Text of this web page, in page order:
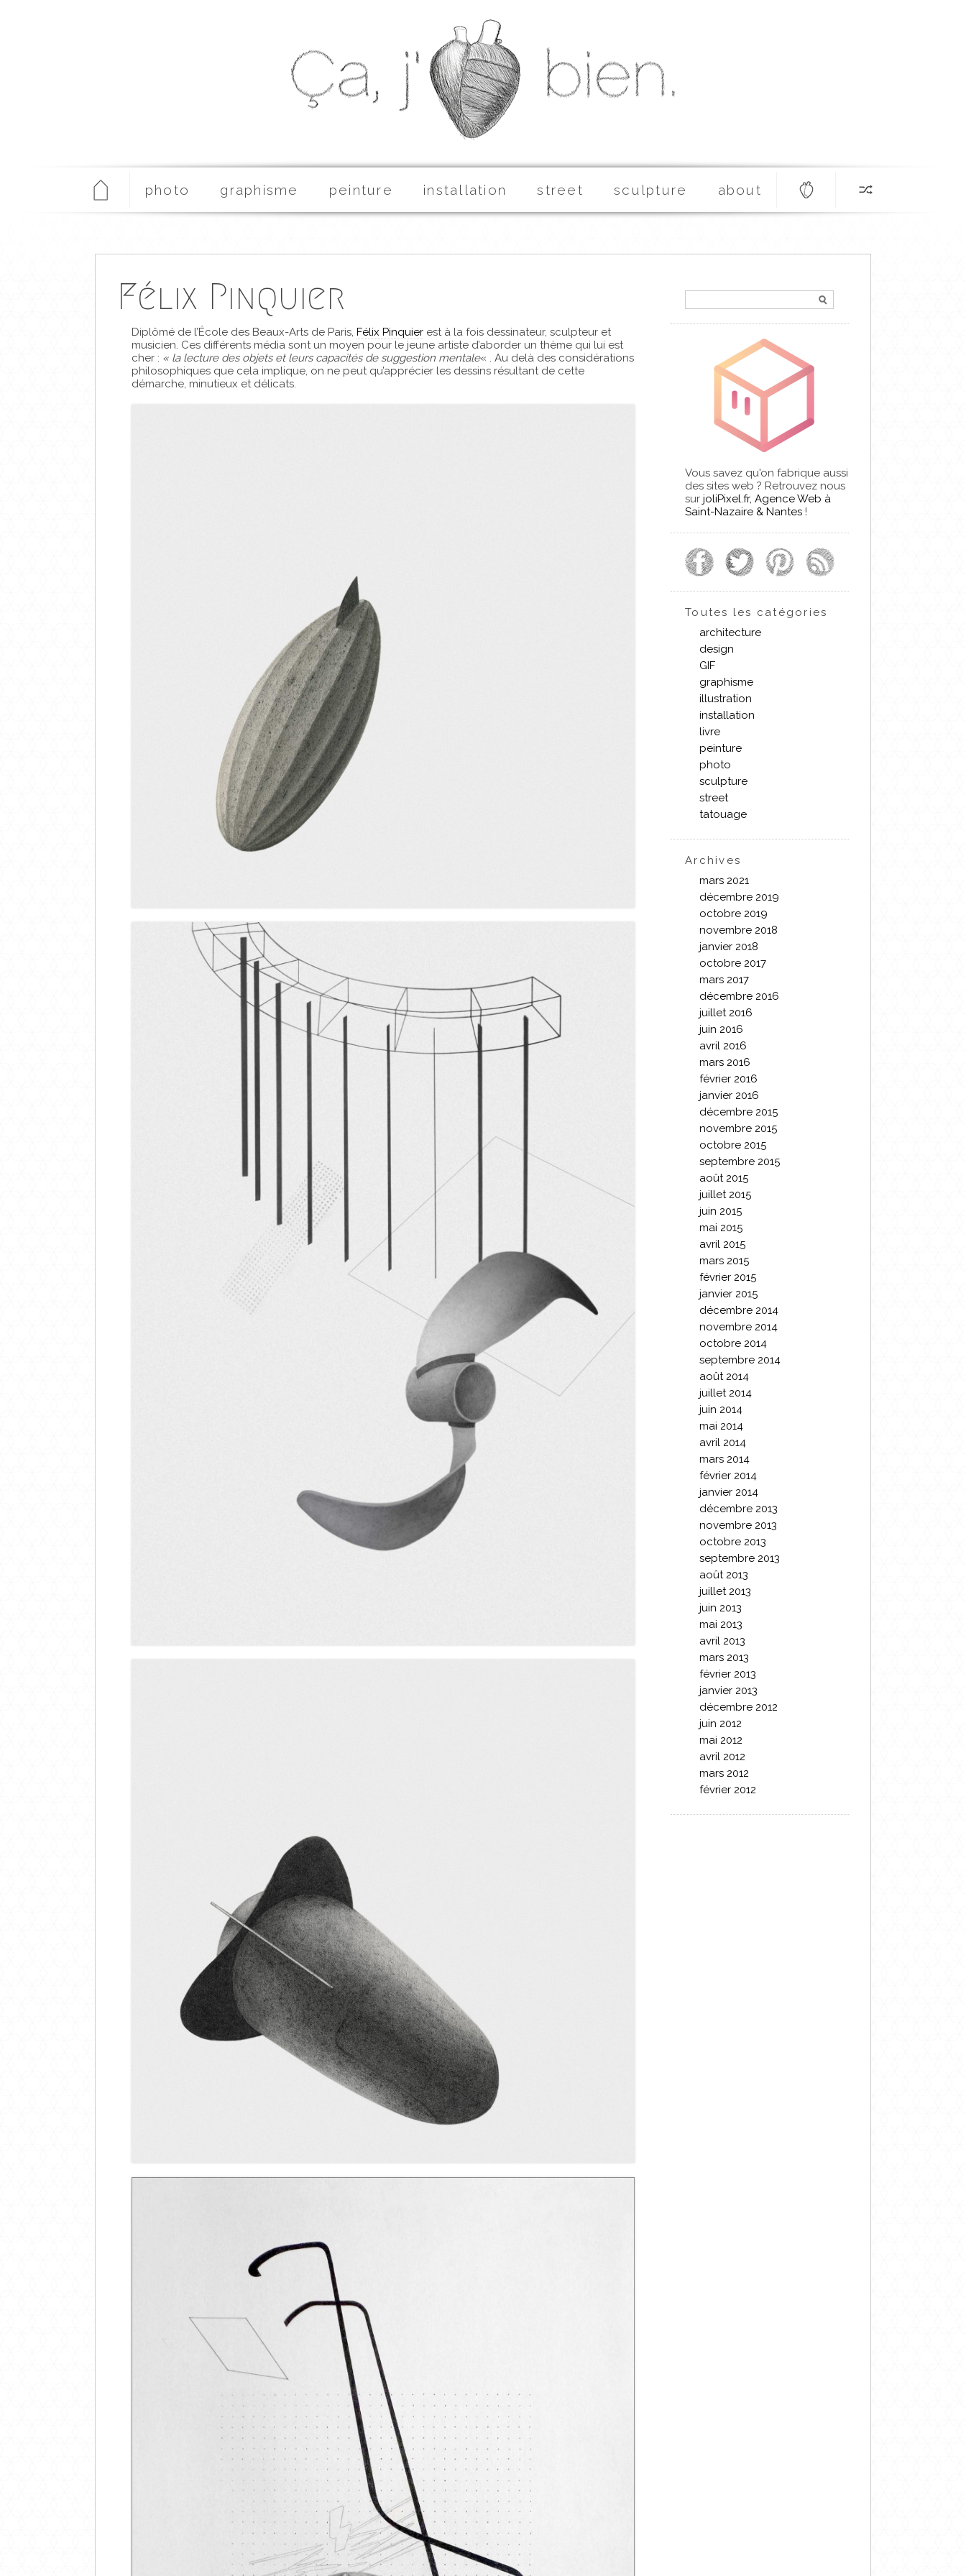
photo graphisme peinture installation street sculpture about
Félix Pinquier
Diplômé de l’École des Beaux-Arts de Paris, Félix Pinquier est à la fois dessinateur, sculpteur et
musicien. Ces différents média sont un moyen pour le jeune artiste d’aborder un thème qui lui est
cher : « la lecture des objets et leurs capacités de suggestion mentale« . Au delà des considérations
philosophiques que cela implique, on ne peut qu’apprécier les dessins résultant de cette
démarche, minutieux et délicats.
Vous savez qu'on fabrique aussi
des sites web ? Retrouvez nous
sur joliPixel.fr, Agence Web à
Saint-Nazaire & Nantes !
Toutes les catégories
architecture
design
GIF
graphisme
illustration
installation
livre
peinture
photo
sculpture
street
tatouage
Archives
mars 2021
décembre 2019
octobre 2019
novembre 2018
janvier 2018
octobre 2017
mars 2017
décembre 2016
juillet 2016
juin 2016
avril 2016
mars 2016
février 2016
janvier 2016
décembre 2015
novembre 2015
octobre 2015
septembre 2015
août 2015
juillet 2015
juin 2015
mai 2015
avril 2015
mars 2015
février 2015
janvier 2015
décembre 2014
novembre 2014
octobre 2014
septembre 2014
août 2014
juillet 2014
juin 2014
mai 2014
avril 2014
mars 2014
février 2014
janvier 2014
décembre 2013
novembre 2013
octobre 2013
septembre 2013
août 2013
juillet 2013
juin 2013
mai 2013
avril 2013
mars 2013
février 2013
janvier 2013
décembre 2012
juin 2012
mai 2012
avril 2012
mars 2012
février 2012